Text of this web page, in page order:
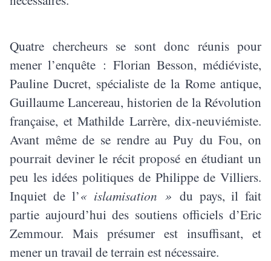
Quatre chercheurs se sont donc réunis pour
mener l’enquête : Florian Besson, médiéviste,
Pauline Ducret, spécialiste de la Rome antique,
Guillaume Lancereau, historien de la Révolution
française, et Mathilde Larrère, dix-neuviémiste.
Avant même de se rendre au Puy du Fou, on
pourrait deviner le récit proposé en étudiant un
peu les idées politiques de Philippe de Villiers.
Inquiet de l’« islamisation » du pays, il fait
partie aujourd’hui des soutiens officiels d’Eric
Zemmour. Mais présumer est insuffisant, et
mener un travail de terrain est nécessaire.